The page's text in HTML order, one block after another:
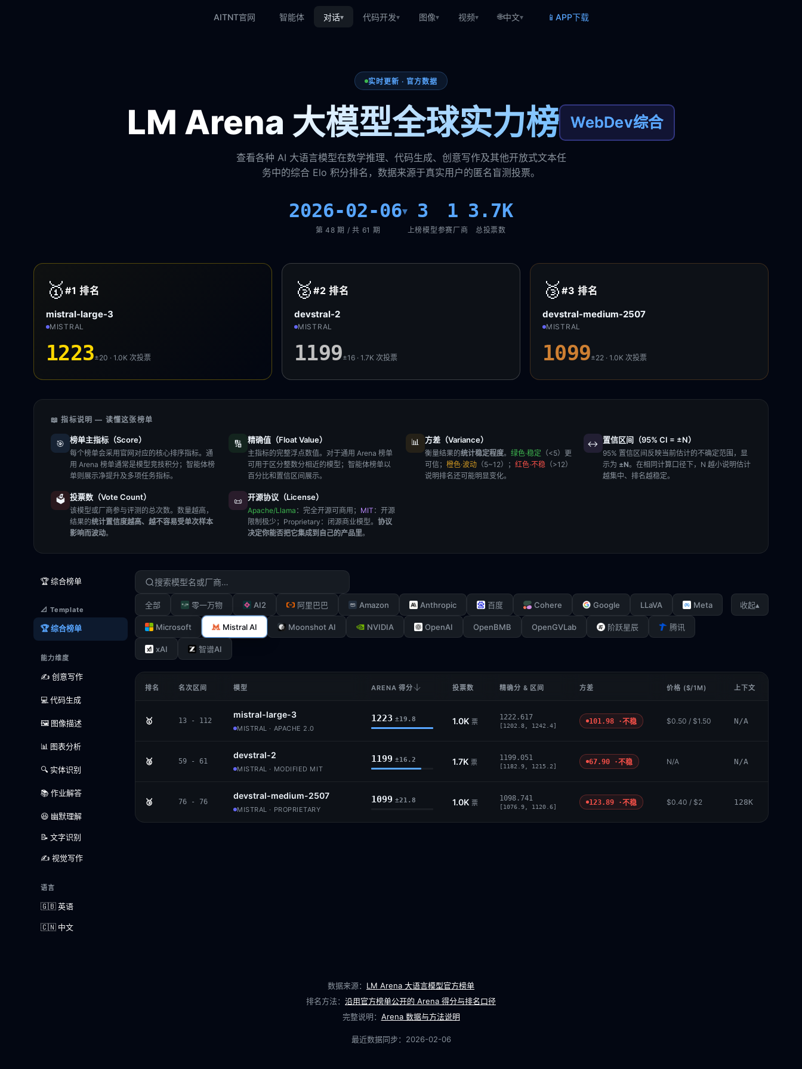
AITNT官网 智能体 对话▾ 代码开发▾ 图像▾ 视频▾ 🌐中文▾ 📱 APP下载
实时更新 · 官方数据
LM Arena 大模型全球实力榜 WebDev综合
查看各种 AI 大语言模型在数学推理、代码生成、创意写作及其他开放式文本任
务中的综合 Elo 积分排名，数据来源于真实用户的匿名盲测投票。
2026-02-06▾
第 48 期 / 共 61 期
3
上榜模型
1
参赛厂商
3.7K
总投票数
🥇 #1排名
mistral-large-3
MISTRAL
1223±20 · 1.0K次投票
🥈 #2排名
devstral-2
MISTRAL
1199±16 · 1.7K次投票
🥉 #3排名
devstral-medium-2507
MISTRAL
1099±22 · 1.0K次投票
📖 指标说明 — 读懂这张榜单
🎯 榜单主指标（Score）
每个榜单会采用官网对应的核心排序指标。通
用 Arena 榜单通常是模型竞技积分；智能体榜
单则展示净提升及多项任务指标。
🔢 精确值（Float Value）
主指标的完整浮点数值。对于通用 Arena 榜单
可用于区分整数分相近的模型；智能体榜单以
百分比和置信区间展示。
📊 方差（Variance）
衡量结果的统计稳定程度。 绿色·稳定 （<5）更
可信； 橙色·波动 （5~12）； 红色·不稳 （>12）
说明排名还可能明显变化。
↔️ 置信区间（95% CI = ±N）
95% 置信区间反映当前估计的不确定范围，显
示为 ±N。在相同计算口径下，N 越小说明估计
越集中、排名越稳定。
🗳️ 投票数（Vote Count）
该模型或厂商参与评测的总次数。数量越高，
结果的统计置信度越高、越不容易受单次样本
影响而波动。
📜 开源协议（License）
Apache/Llama ：完全开源可商用； MIT ：开源
限制极少； Proprietary ：闭源商业模型。 协议
决定你能否把它集成到自己的产品里。
🏆 综合榜单
📐 Template
🏆 综合榜单
能力维度
✍️ 创意写作
💻 代码生成
🖼️ 图像描述
📊 图表分析
🔍 实体识别
📚 作业解答
😆 幽默理解
📝 文字识别
✍️ 视觉写作
语言
🇬🇧 英语
🇨🇳 中文
全部 零一万物 AI2 阿里巴巴 Amazon Anthropic 百度 Cohere Google LLaVA Meta
Microsoft Mistral AI Moonshot AI NVIDIA OpenAI OpenBMB OpenGVLab 阶跃星辰 腾讯
xAI 智谱AI
收起▴
排名 名次区间 模型 ARENA 得分 投票数 精确分 & 区间 方差 价格 ($/1M) 上下文
🥇 13 - 112
mistral-large-3
MISTRAL · APACHE 2.0
1223 ±19.8 1.0K 票
1222.617
[1202.8, 1242.4]
101.98 ·不稳 $0.50 / $1.50 N/A
🥈 59 - 61
devstral-2
MISTRAL · MODIFIED MIT
1199 ±16.2 1.7K 票
1199.051
[1182.9, 1215.2]
67.90 ·不稳 N/A N/A
🥉 76 - 76
devstral-medium-2507
MISTRAL · PROPRIETARY
1099 ±21.8 1.0K 票
1098.741
[1076.9, 1120.6]
123.89 ·不稳 $0.40 / $2 128K
数据来源： LM Arena 大语言模型官方榜单
排名方法： 沿用官方榜单公开的 Arena 得分与排名口径
完整说明： Arena 数据与方法说明
最近数据同步： 2026-02-06